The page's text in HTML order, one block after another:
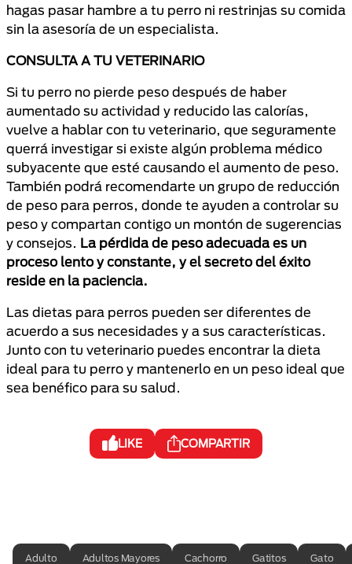
hagas pasar hambre a tu perro ni restrinjas su comida
sin la asesoría de un especialista.
CONSULTA A TU VETERINARIO
Si tu perro no pierde peso después de haber
aumentado su actividad y reducido las calorías,
vuelve a hablar con tu veterinario, que seguramente
querrá investigar si existe algún problema médico
subyacente que esté causando el aumento de peso.
También podrá recomendarte un grupo de reducción
de peso para perros, donde te ayuden a controlar su
peso y compartan contigo un montón de sugerencias
y consejos. La pérdida de peso adecuada es un
proceso lento y constante, y el secreto del éxito
reside en la paciencia.
Las dietas para perros pueden ser diferentes de
acuerdo a sus necesidades y a sus características.
Junto con tu veterinario puedes encontrar la dieta
ideal para tu perro y mantenerlo en un peso ideal que
sea benéfico para su salud.
LIKE COMPARTIR
Adulto Adultos Mayores Cachorro Gatitos Gato